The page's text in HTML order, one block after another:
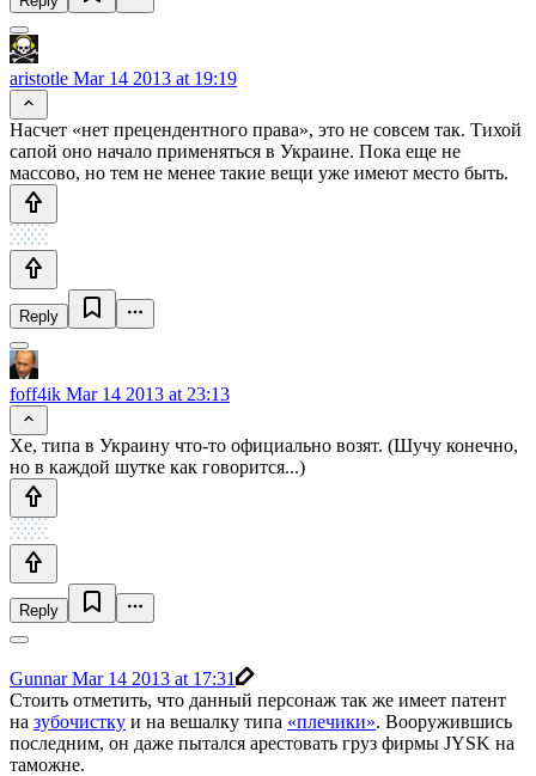
aristotle Mar 14 2013 at 19:19
Насчет «нет прецендентного права», это не совсем так. Тихой
сапой оно начало применяться в Украине. Пока еще не
массово, но тем не менее такие вещи уже имеют место быть.
Reply
foff4ik Mar 14 2013 at 23:13
Хе, типа в Украину что-то официально возят. (Шучу конечно,
но в каждой шутке как говорится...)
Reply
GunnarMar 14 2013 at 17:31
Стоить отметить, что данный персонаж так же имеет патент
на зубочистку и на вешалку типа «плечики». Вооружившись
последним, он даже пытался арестовать груз фирмы JYSK на
таможне.